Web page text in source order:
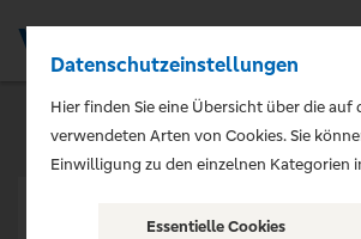
Datenschutzeinstellungen
Hier finden Sie eine Übersicht über die auf
verwendeten Arten von Cookies. Sie
Einwilligung zu den einzelnen Kategorien
Essentielle Cookies